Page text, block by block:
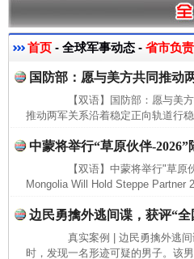
首页 - 全球军事动态 - 省市负
国防部：愿与美方共同推动
【双语】国防部：愿与美方
推动两军关系沿着稳定正向轨道行
中蒙将举行“草原伙伴-2026”
【双语】中蒙将举行"草原伙
Mongolia Will Hold Steppe
边民勇擒外逃间谍，获评“
真实案例 | 边民勇擒外逃间
时，发现一名形迹可疑的男子。该